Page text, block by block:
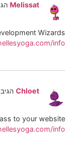
Melissat
Wizards
info
Chloet
to your website
info